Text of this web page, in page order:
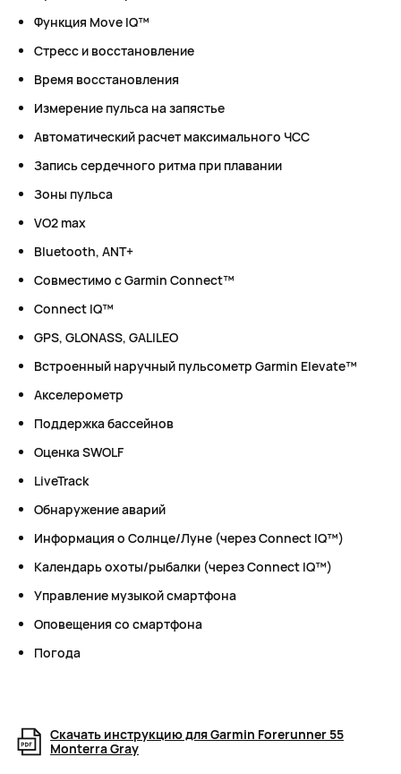
Функция Move IQ™
Стресс и восстановление
Время восстановления
Измерение пульса на запястье
Автоматический расчет максимального ЧСС
Запись сердечного ритма при плавании
Зоны пульса
VO2 max
Bluetooth, ANT+
Совместимо с Garmin Connect™
Connect IQ™
GPS, GLONASS, GALILEO
Встроенный наручный пульсометр Garmin Elevate™
Акселерометр
Поддержка бассейнов
Оценка SWOLF
LiveTrack
Обнаружение аварий
Информация о Солнце/Луне (через Connect IQ™)
Календарь охоты/рыбалки (через Connect IQ™)
Управление музыкой смартфона
Оповещения со смартфона
Погода
Скачать инструкцию для Garmin Forerunner 55
Monterra Gray